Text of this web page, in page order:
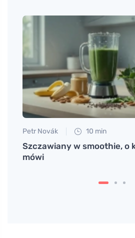
Petr Novák 10 min
Szczawiany w smoothie, o
mówi